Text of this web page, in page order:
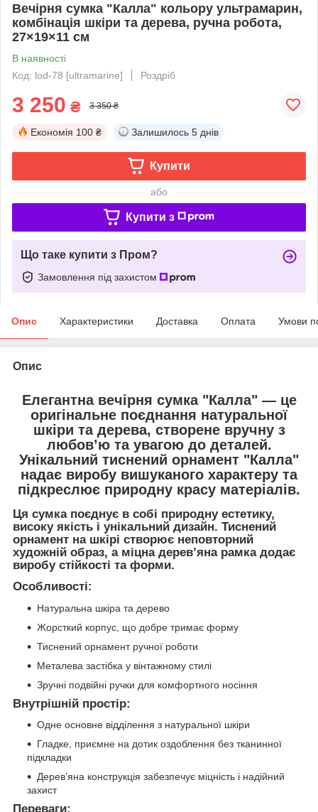
Вечірня сумка "Калла" кольору ультрамарин,
комбінація шкіри та дерева, ручна робота,
27×19×11 см
В наявності
Код: lod-78 [ultramarine]
Роздріб
3 250 ₴ 3 350 ₴
Економія 100 ₴ Залишилось 5 днів
Купити
або
Купити з
Що таке купити з Пром?
Замовлення під захистом
Опис Характеристики Доставка Оплата Умови
Опис
Елегантна вечірня сумка "Калла"— це
оригінальне поєднання натуральної
шкіри та дерева, створене вручну з
любов’ю та увагою до деталей.
Унікальний тиснений орнамент "Калла"
надає виробу вишуканого характеру та
підкреслює природну красу матеріалів.
Ця сумка поєднує в собі природну естетику,
високу якість і унікальний дизайн. Тиснений
орнамент на шкірі створює неповторний
художній образ, а міцна дерев’яна рамка додає
виробу стійкості та форми.
Особливості:
Натуральна шкіра та дерево
Жорсткий корпус, що добре тримає форму
Тиснений орнамент ручної роботи
Металева застібка у вінтажному стилі
Зручні подвійні ручки для комфортного носіння
Внутрішній простір:
Одне основне відділення з натуральної шкіри
Гладке, приємне на дотик оздоблення без тканинної
підкладки
Дерев’яна конструкція забезпечує міцність і надійний
захист
Переваги: